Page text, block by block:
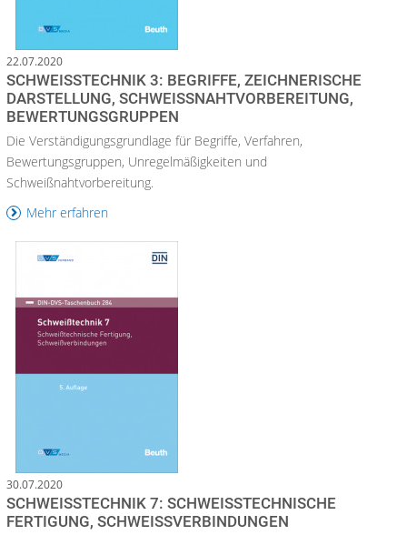
22.07.2020
SCHWEISSTECHNIK 3: BEGRIFFE, ZEICHNERISCHE D
ARSTELLUNG, SCHWEISSNAHTVORBEREITUNG, BE
WERTUNGSGRUPPEN
Die Verständigungsgrundlage für Begriffe, Verfahren,
Bewertungsgruppen, Unregelmäßigkeiten und
Schweißnahtvorbereitung.
Mehr erfahren
30.07.2020
SCHWEISSTECHNIK 7: SCHWEISSTECHNISCHE FE
RTIGUNG, SCHWEISSVERBINDUNGEN